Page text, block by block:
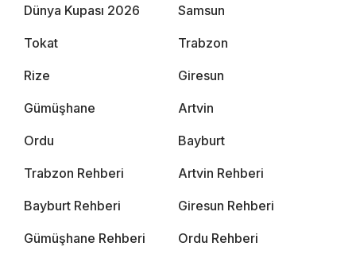
Dünya Kupası 2026 Samsun
Tokat Trabzon
Rize Giresun
Gümüşhane Artvin
Ordu Bayburt
Trabzon Rehberi Artvin Rehberi
Bayburt Rehberi Giresun Rehberi
Gümüşhane Rehberi Ordu Rehberi